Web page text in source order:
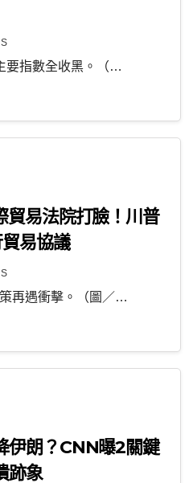
要指數全收黑。（…
貿易法院打臉！川普
易協議
再遇衝擊。（圖／…
伊朗？CNN曝2關鍵
跡象